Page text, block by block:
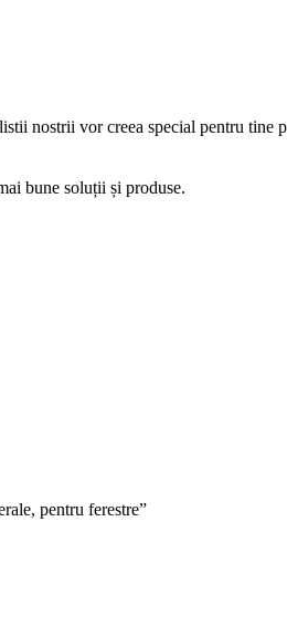
nostrii vor creea special pentru tine
bune soluții și produse.
pentru ferestre”